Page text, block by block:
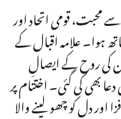
محبت، قومی اتحاد اور
ہوا۔ علامہ اقبال کے
کی روح کے ایصالِ
بھی کی گئی۔ اختتام پر
اور دل کو چھو لینے والا